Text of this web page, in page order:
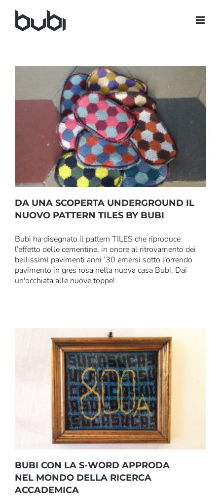
contenuto
DA UNA SCOPERTA UNDERGROUND IL
NUOVO PATTERN TILES BY BUBI
Bubi ha disegnato il pattern TILES che riproduce
l’effetto delle cementine, in onore al ritrovamento dei
bellissimi pavimenti anni ’30 emersi sotto l’orrendo
pavimento in gres rosa nella nuova casa Bubi. Dai
un'occhiata alle nuove toppe!
BUBI CON LA S-WORD APPRODA
NEL MONDO DELLA RICERCA
ACCADEMICA